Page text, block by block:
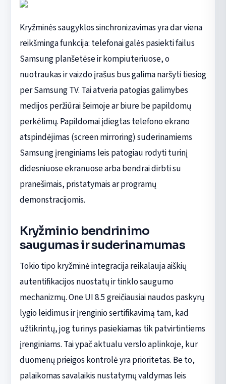
Kryžminės saugyklos sinchronizavimas yra dar viena
reikšminga funkcija: telefonai galės pasiekti failus
Samsung planšetėse ir kompiuteriuose, o
nuotraukas ir vaizdo įrašus bus galima naršyti tiesiog
per Samsung TV. Tai atveria patogias galimybes
medijos peržiūrai šeimoje ar biure be papildomų
perkėlimų. Papildomai įdiegtas telefono ekrano
atspindėjimas (screen mirroring) suderinamiems
Samsung įrenginiams leis patogiau rodyti turinį
didesniuose ekranuose arba bendrai dirbti su
pranešimais, pristatymais ar programų
demonstracijomis.
Kryžminio bendrinimo
saugumas ir suderinamumas
Tokio tipo kryžminė integracija reikalauja aiškių
autentifikacijos nuostatų ir tinklo saugumo
mechanizmų. One UI 8.5 greičiausiai naudos paskyrų
lygio leidimus ir įrenginio sertifikavimą tam, kad
užtikrintų, jog turinys pasiekiamas tik patvirtintiems
įrenginiams. Tai ypač aktualu verslo aplinkoje, kur
duomenų prieigos kontrolė yra prioritetas. Be to,
palaikomas savalaikis nustatymų valdymas leis